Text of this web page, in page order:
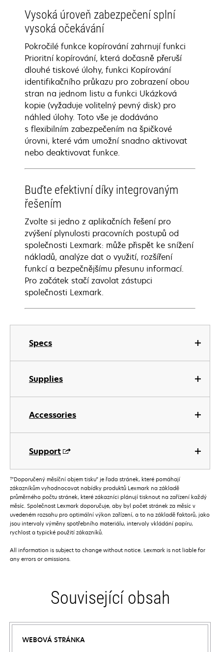
Specs
Supplies
Accessories
Support
Vysoká úroveň zabezpečení splní
vysoká očekávání
Pokročilé funkce kopírování zahrnují funkci
Prioritní kopírování, která dočasně přeruší
dlouhé tiskové úlohy, funkci Kopírování
identifikačního průkazu pro zobrazení obou
stran na jednom listu a funkci Ukázková
kopie (vyžaduje volitelný pevný disk) pro
náhled úlohy. Toto vše je dodáváno
s flexibilním zabezpečením na špičkové
úrovni, které vám umožní snadno aktivovat
nebo deaktivovat funkce.
Buďte efektivní díky integrovaným
řešením
Zvolte si jedno z aplikačních řešení pro
zvýšení plynulosti pracovních postupů od
společnosti Lexmark: může přispět ke snížení
nákladů, analýze dat o využití, rozšíření
funkcí a bezpečnějšímu přesunu informací.
Pro začátek stačí zavolat zástupci
společnosti Lexmark.
†”Doporučený měsíční objem tisku” je řada stránek, které pomáhají
zákazníkům vyhodnocovat nabídky produktů Lexmark na základě
průměrného počtu stránek, které zákazníci plánují tisknout na zařízení každý
měsíc. Společnost Lexmark doporučuje, aby byl počet stránek za měsíc v
uvedeném rozsahu pro optimální výkon zařízení, a to na základě faktorů, jako
jsou intervaly výměny spotřebního materiálu, intervaly vkládání papíru,
rychlost a typické použití zákazníků.
All information is subject to change without notice. Lexmark is not liable for
any errors or omissions.
Související obsah
WEBOVÁ STRÁNKA